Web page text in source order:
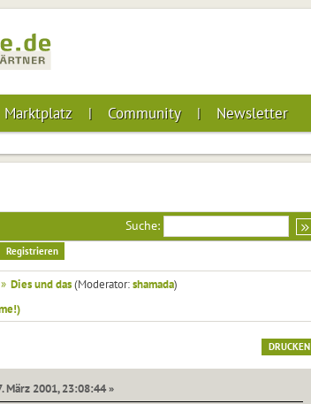
Marktplatz Community Newsletter
Suche:
Registrieren
» Dies und das (Moderator:shamada)
DRUCKEN
März 2001, 23:08:44 »